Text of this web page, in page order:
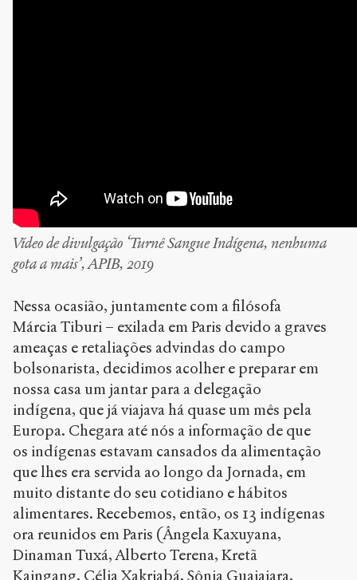
Vídeo de divulgação ‘Turnê Sangue Indígena, nenhuma
gota a mais’, APIB, 2019
Nessa ocasião, juntamente com a filósofa
Márcia Tiburi – exilada em Paris devido a graves
ameaças e retaliações advindas do campo
bolsonarista, decidimos acolher e preparar em
nossa casa um jantar para a delegação
indígena, que já viajava há quase um mês pela
Europa. Chegara até nós a informação de que
os indígenas estavam cansados da alimentação
que lhes era servida ao longo da Jornada, em
muito distante do seu cotidiano e hábitos
alimentares. Recebemos, então, os 13 indígenas
ora reunidos em Paris (Ângela Kaxuyana,
Dinaman Tuxá, Alberto Terena, Kretã
Kaingang, Célia Xakriabá, Sônia Guajajara,